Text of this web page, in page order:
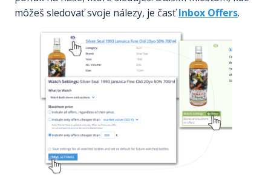
môžeš sledovať svoje nálezy, je časťInbox Offers.